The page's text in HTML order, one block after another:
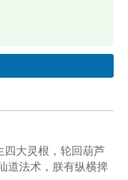
四大灵根，轮回葫芦
道法术，朕有纵横捭